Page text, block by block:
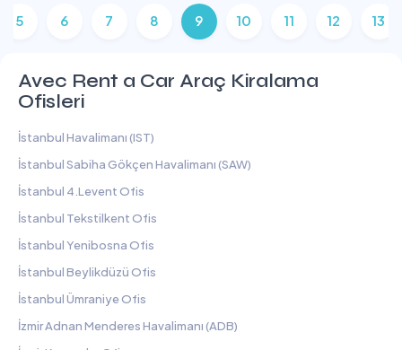
5 6 7 8 9 10 11 12 13
Avec Rent a Car Araç Kiralama
Ofisleri
İstanbul Havalimanı (IST)
İstanbul Sabiha Gökçen Havalimanı (SAW)
İstanbul 4.Levent Ofis
İstanbul Tekstilkent Ofis
İstanbul Yenibosna Ofis
İstanbul Beylikdüzü Ofis
İstanbul Ümraniye Ofis
İzmir Adnan Menderes Havalimanı (ADB)